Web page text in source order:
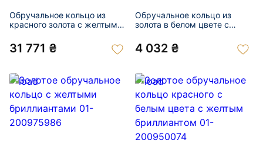
Обручальное кольцо из
красного золота с желтыми
31 771 ₴
Обручальное кольцо из
золота в белом цвете с
4 032 ₴